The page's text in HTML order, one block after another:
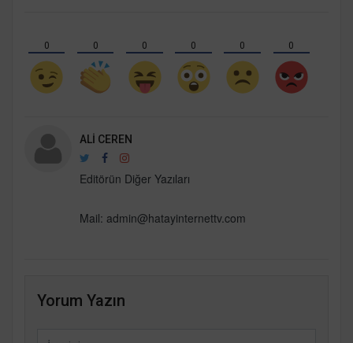
0 0 0 0 0 0
ALI CEREN
Editörün Diğer Yazıları
Mail: admin@hatayinternettv.com
Yorum Yazın